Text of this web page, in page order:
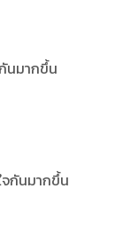
นมากขึ้น
จกันมากขึ้น